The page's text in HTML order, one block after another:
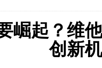
崛起？维
创新机